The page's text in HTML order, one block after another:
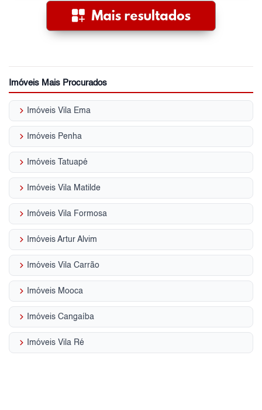
Imóveis Mais Procurados
keyboard_arrow_right Imóveis Vila Ema
keyboard_arrow_right Imóveis Penha
keyboard_arrow_right Imóveis Tatuapé
keyboard_arrow_right Imóveis Vila Matilde
keyboard_arrow_right Imóveis Vila Formosa
keyboard_arrow_right Imóveis Artur Alvim
keyboard_arrow_right Imóveis Vila Carrão
keyboard_arrow_right Imóveis Mooca
keyboard_arrow_right Imóveis Cangaíba
keyboard_arrow_right Imóveis Vila Ré